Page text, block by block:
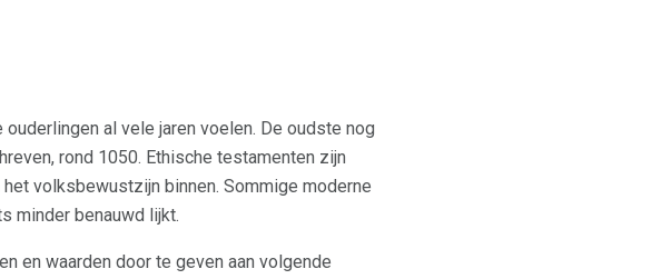
al vele jaren voelen. De oudste nog
rond 1050. Ethische testamenten zijn
volksbewustzijn binnen. Sommige moderne
minder benauwd lijkt.
en waarden door te geven aan volgende